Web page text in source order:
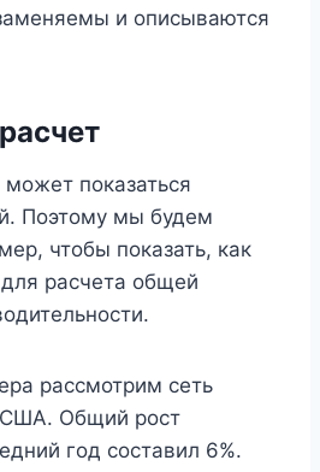
и описываются
показаться
Поэтому мы будем
чтобы показать, как
для расчета общей
рассмотрим сеть
США. Общий рост
год составил 6%.